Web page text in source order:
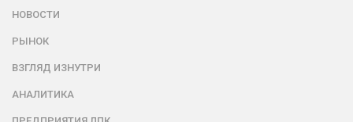
НОВОСТИ
РЫНОК
ВЗГЛЯД ИЗНУТРИ
АНАЛИТИКА